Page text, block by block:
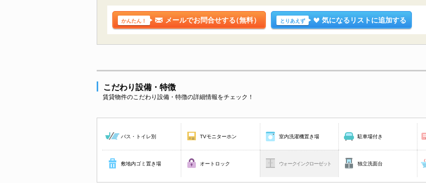
かんたん！ メールでお問合せする（無料） とりあえず 気になるリストに追加する
こだわり設備・特徴
賃貸物件のこだわり設備・特徴の詳細情報をチェック！
バス・トイレ別 TVモニターホン 室内洗濯機置き場 駐車場付き
敷地内ゴミ置き場 オートロック ウォークインクローゼット 独立洗面台